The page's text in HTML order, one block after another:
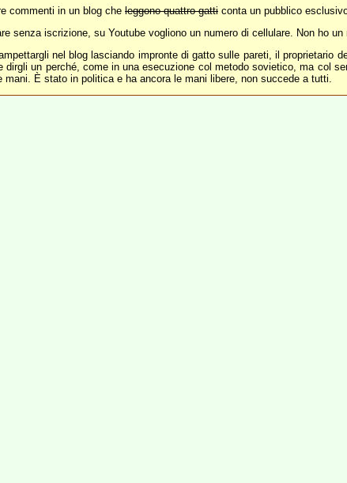
commenti in un blog che leggono quattro gatti conta un pubblico
senza iscrizione, su Youtube vogliono un numero di cellulare. Non ho
nel blog lasciando impronte di gatto sulle pareti, il proprietario
dirgli un perché, come in una esecuzione col metodo sovietico, ma col
mani. È stato in politica e ha ancora le mani libere, non succede a tutti.